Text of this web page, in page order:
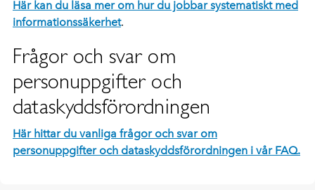
Här kan du läsa mer om hur du jobbar systematiskt med
informationssäkerhet.
Frågor och svar om
personuppgifter och
dataskyddsförordningen
Här hittar du vanliga frågor och svar om
personuppgifter och dataskyddsförordningen i vår FAQ.